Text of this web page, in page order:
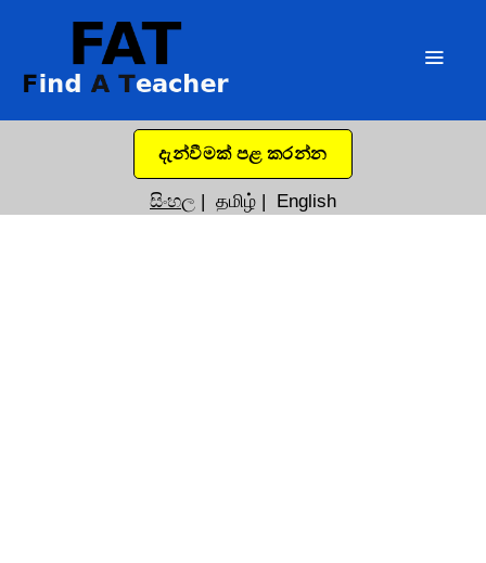
දැන්වීමක් පළ කරන්න
සිංහල | தமிழ் | English